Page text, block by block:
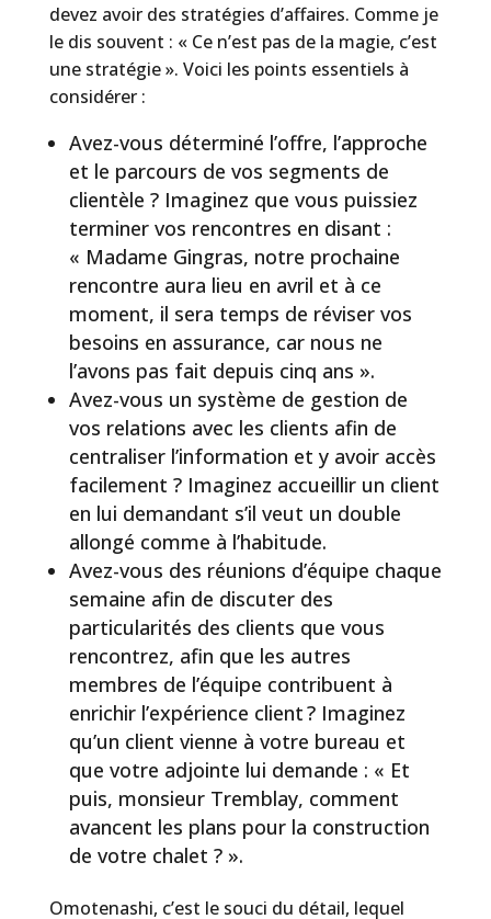
devez avoir des stratégies d’affaires. Comme je
le dis souvent : « Ce n’est pas de la magie, c’est
une stratégie ». Voici les points essentiels à
considérer :
Avez-vous déterminé l’offre, l’approche
et le parcours de vos segments de
clientèle ? Imaginez que vous puissiez
terminer vos rencontres en disant :
« Madame Gingras, notre prochaine
rencontre aura lieu en avril et à ce
moment, il sera temps de réviser vos
besoins en assurance, car nous ne
l’avons pas fait depuis cinq ans ».
Avez-vous un système de gestion de
vos relations avec les clients afin de
centraliser l’information et y avoir accès
facilement ? Imaginez accueillir un client
en lui demandant s’il veut un double
allongé comme à l’habitude.
Avez-vous des réunions d’équipe chaque
semaine afin de discuter des
particularités des clients que vous
rencontrez, afin que les autres
membres de l’équipe contribuent à
enrichir l’expérience client ? Imaginez
qu’un client vienne à votre bureau et
que votre adjointe lui demande : « Et
puis, monsieur Tremblay, comment
avancent les plans pour la construction
de votre chalet ? ».
Omotenashi, c’est le souci du détail, lequel